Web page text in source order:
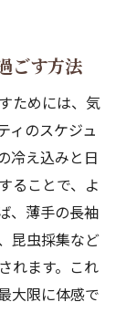
ションを紹
の自然美
る理由
宿の魅力
れる理由
を充実させ
ごす方法
ためには、気
ィのスケジュ
冷え込みと日
ることで、よ
、薄手の長袖
昆虫採集など
れます。これ
大限に体感で